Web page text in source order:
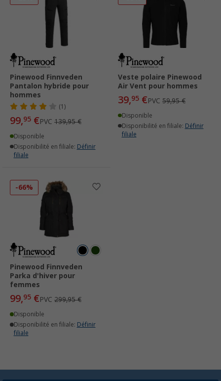
Pinewood Finnveden
Pantalon hybride pour
hommes
(1)
99,95 €PVC 139,95 €
Disponible
Disponibilité en filiale: Définir
filiale
Veste polaire Pinewood
Air Vent pour hommes
39,95 €PVC 59,95 €
Disponible
Disponibilité en filiale: Définir
filiale
-66%
Pinewood Finnveden
Parka d'hiver pour
femmes
99,95 €PVC 299,95 €
Disponible
Disponibilité en filiale: Définir
filiale